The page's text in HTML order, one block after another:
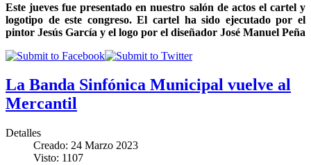
Este jueves fue presentado en nuestro salón de actos el cartel y
logotipo de este congreso. El cartel ha sido ejecutado por el
pintor Jesús García y el logo por el diseñador José Manuel Peña
La Banda Sinfónica Municipal vuelve al
Mercantil
Detalles
Creado: 24 Marzo 2023
Visto: 1107